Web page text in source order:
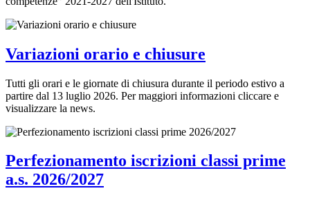
Variazioni orario e chiusure
Tutti gli orari e le giornate di chiusura durante il periodo estivo a
partire dal 13 luglio 2026. Per maggiori informazioni cliccare e
visualizzare la news.
Perfezionamento iscrizioni classi prime
a.s. 2026/2027